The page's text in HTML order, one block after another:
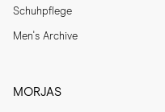
Schuhpflege
Men's Archive
MORJAS